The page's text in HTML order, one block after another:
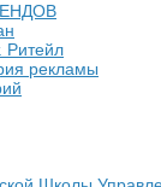
Ритейл
рекламы